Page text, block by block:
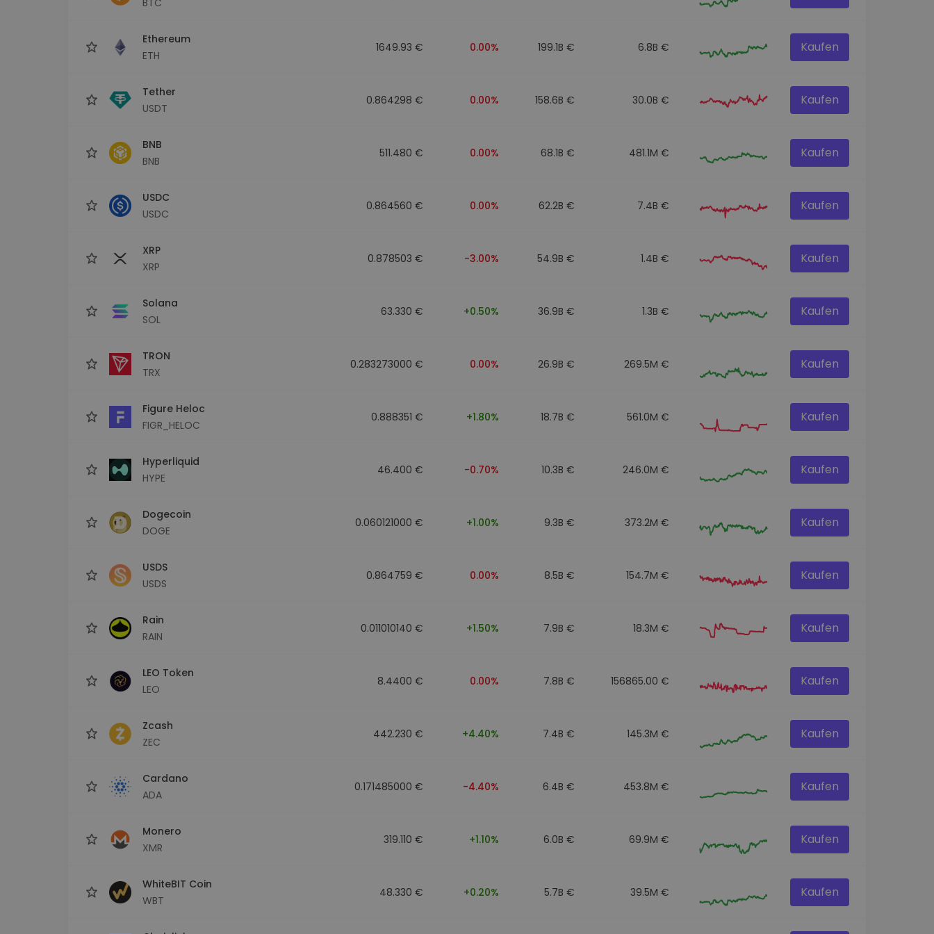
Finde deine Krypto-Strategie
Ethereum
ETH
1649.93 € 0.00% 199.1B € 6.8B € Kaufen
Tether
USDT
0.864298 € 0.00% 158.6B € 30.0B € Kaufen
BNB
BNB
511.480 € 0.00% 68.1B € 481.1M € Kaufen
USDC
USDC
0.864560 € 0.00% 62.2B € 7.4B € Kaufen
XRP
XRP
0.878503 € -3.00% 54.9B € 1.4B € Kaufen
Solana
SOL
63.330 € +0.50% 36.9B € 1.3B € Kaufen
TRON
TRX
0.283273000 € 0.00% 26.9B € 269.5M € Kaufen
Figure Heloc
FIGR_HELOC
0.888351 € +1.80% 18.7B € 561.0M € Kaufen
Hyperliquid
HYPE
46.400 € -0.70% 10.3B € 246.0M € Kaufen
Dogecoin
DOGE
0.060121000 € +1.00% 9.3B € 373.2M € Kaufen
USDS
USDS
0.864759 € 0.00% 8.5B € 154.7M € Kaufen
Rain
RAIN
0.011010140 € +1.50% 7.9B € 18.3M € Kaufen
LEO Token
LEO
8.4400 € 0.00% 7.8B € 156865.00 € Kaufen
Zcash
ZEC
442.230 € +4.40% 7.4B € 145.3M € Kaufen
Cardano
ADA
0.171485000 € -4.40% 6.4B € 453.8M € Kaufen
Monero
XMR
319.110 € +1.10% 6.0B € 69.9M € Kaufen
WhiteBIT Coin
WBT
48.330 € +0.20% 5.7B € 39.5M € Kaufen